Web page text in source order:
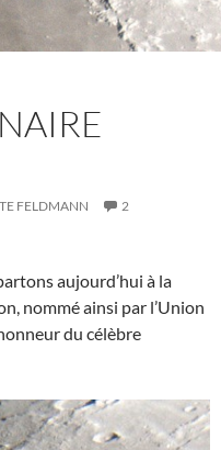
FELDMANN
2
aujourd’hui à la
nommé ainsi par l’Union
du célèbre